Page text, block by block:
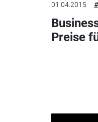
01.04.2015
Preise